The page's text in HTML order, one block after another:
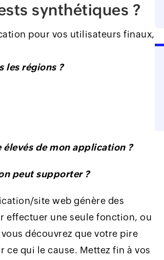
synthétiques ?
pour vos utilisateurs finaux,
les régions ?
élevés de mon application ?
peut supporter ?
site web génère des
effectuer une seule fonction, ou
découvrez que votre pire
ce qui le cause. Mettez fin à vos